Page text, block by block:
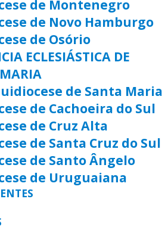
de Montenegro
de Novo Hamburgo
de Osório
ECLESIÁSTICA DE
de Santa Maria
de Cachoeira do Sul
de Cruz Alta
de Santa Cruz do Sul
de Santo Ângelo
de Uruguaiana